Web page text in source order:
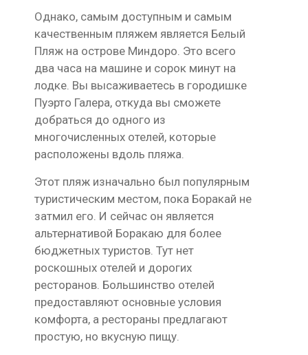
Однако, самым доступным и самым
качественным пляжем является Белый
Пляж на острове Миндоро. Это всего
два часа на машине и сорок минут на
лодке. Вы высаживаетесь в городишке
Пуэрто Галера, откуда вы сможете
добраться до одного из
многочисленных отелей, которые
расположены вдоль пляжа.
Этот пляж изначально был популярным
туристическим местом, пока Боракай не
затмил его. И сейчас он является
альтернативой Боракаю для более
бюджетных туристов. Тут нет
роскошных отелей и дорогих
ресторанов. Большинство отелей
предоставляют основные условия
комфорта, а рестораны предлагают
простую, но вкусную пищу.